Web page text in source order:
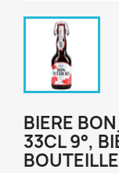
BIERE
33CL 9°,